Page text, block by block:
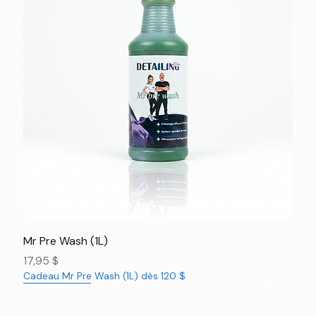
Mr Pre Wash (1L)
Prix
17,95 $
Cadeau Mr Pre Wash (1L) dès 120 $